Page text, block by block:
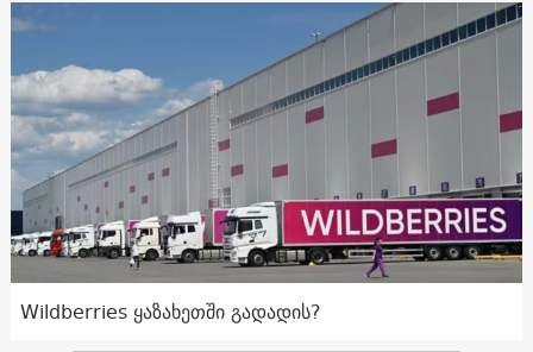
Wildberries ყაზახეთში გადადის?